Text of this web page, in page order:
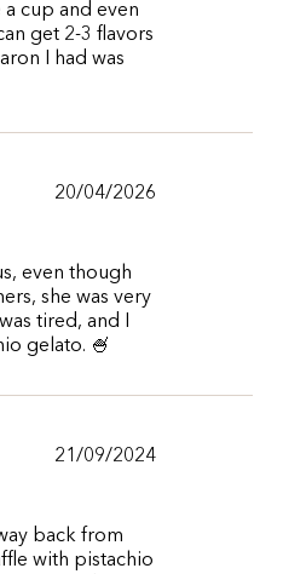
a cup and even
get 2-3 flavors
I had was
20/04/2026
even though
she was very
tired, and I
gelato. 🍧
21/09/2024
back from
with pistachio